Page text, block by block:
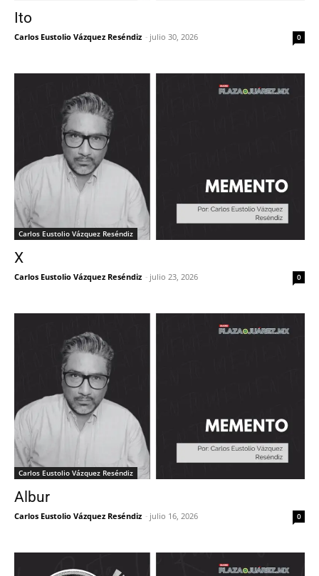
Ito
Carlos Eustolio Vázquez Reséndiz - julio 30, 2026 0
Carlos Eustolio Vázquez Reséndiz
X
Carlos Eustolio Vázquez Reséndiz - julio 23, 2026 0
Carlos Eustolio Vázquez Reséndiz
Albur
Carlos Eustolio Vázquez Reséndiz - julio 16, 2026 0